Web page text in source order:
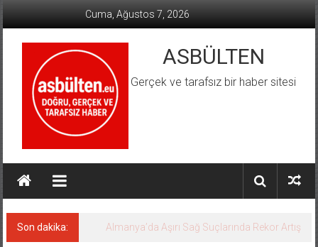
Cuma, Ağustos 7, 2026
ASBÜLTEN
Gerçek ve tarafsız bir haber sitesi
Son dakika: Almanya’da Aşırı Sağ Suçlarında Rekor Artış